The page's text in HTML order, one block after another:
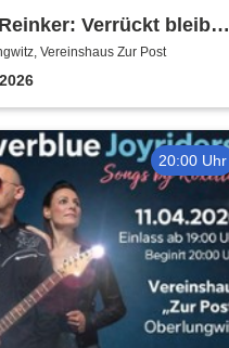
Verrückt bleiben
Puppen einschiffen
Vereinshaus Zur Post
20:00 Uhr